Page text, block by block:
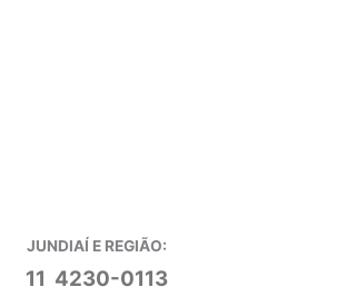
JUNDIAÍ E REGIÃO:
11 4230-0113